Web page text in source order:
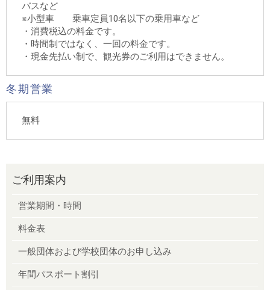
バスなど
※小型車 乗車定員10名以下の乗用車など
・消費税込の料金です。
・時間制ではなく、一回の料金です。
・現金先払い制で、観光券のご利用はできません。
冬期営業
無料
ご利用案内
営業期間・時間
料金表
一般団体および学校団体のお申し込み
年間パスポート割引